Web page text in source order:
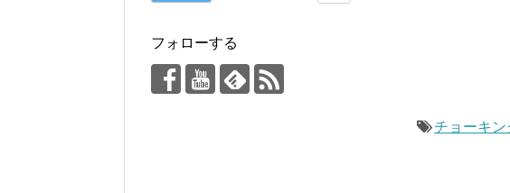
フォローする
チョーキン